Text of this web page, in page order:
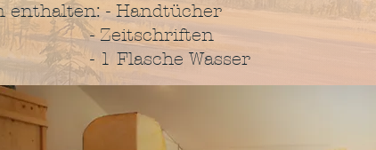
enthalten: - Handtücher
Wasser